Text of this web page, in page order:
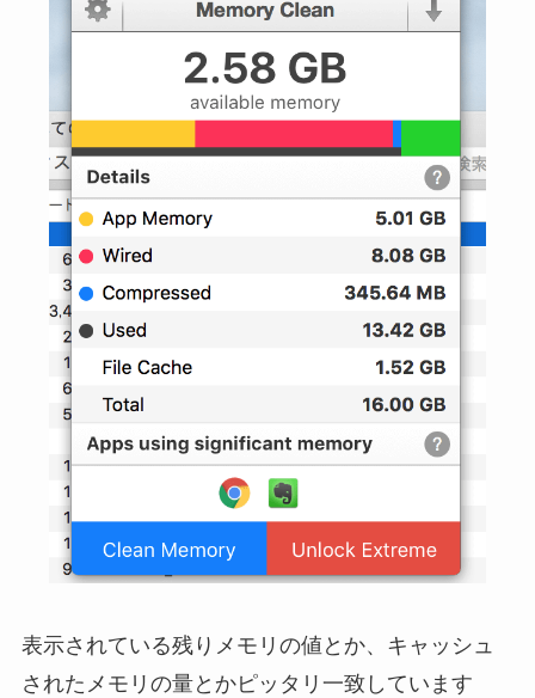
表示されている残りメモリの値とか、キャッシュ
されたメモリの量とかピッタリ一致しています